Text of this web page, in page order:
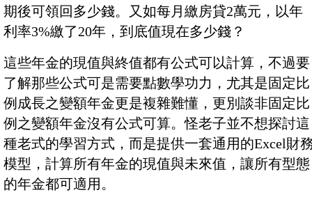
期後可領回多少錢。又如每月繳房貸2萬元，以年
利率3%繳了20年，到底值現在多少錢？
這些年金的現值與終值都有公式可以計算，不過要
了解那些公式可是需要點數學功力，尤其是固定比
例成長之變額年金更是複雜難懂，更別談非固定比
例之變額年金沒有公式可算。怪老子並不想探討這
種老式的學習方式，而是提供一套通用的Excel財
模型，計算所有年金的現值與未來值，讓所有型態
的年金都可適用。